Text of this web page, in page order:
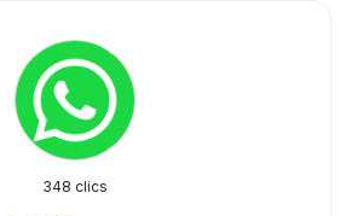
348 clics